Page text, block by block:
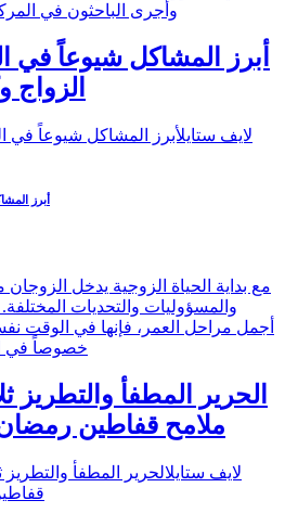
وأجرى الباحثون في
أبرز المشاكل شيوعاً في
الزواج
أبرز
مع بداية الحياة الزوجية يدخل
والمسؤوليات والتحديات
أجمل مراحل العمر، فإنها في الوقت
خصوصاً في
الحرير المطفأ والتطريز
ملامح قفاطين رمضان 2026 لدى